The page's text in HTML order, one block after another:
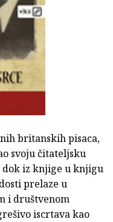
britanskih pisaca,
svoju čitateljsku
dok iz knjige u knjigu
prelaze u
i društvenom
iscrtava kao